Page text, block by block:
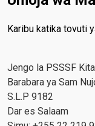
Karibu katika tovuti
Jengo la PSSSF
Barabara ya Sam
S.L.P 9182
Dar es Salaam